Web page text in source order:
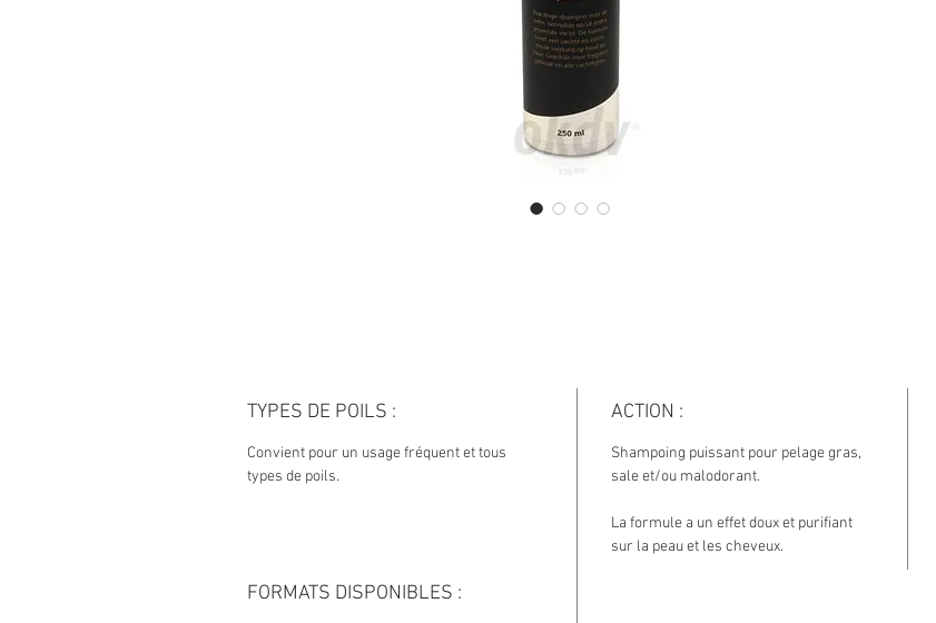
TYPES DE POILS :
Convient pour un usage fréquent et tous
types de poils.
ACTION :
Shampoing puissant pour pelage gras,
sale et/ou malodorant.
La formule a un effet doux et purifiant
sur la peau et les cheveux.
FORMATS DISPONIBLES :